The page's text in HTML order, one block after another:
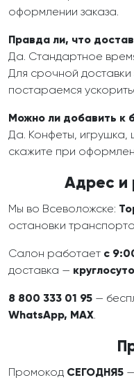
оформлении заказа.
Правда ли, что
Да. Стандартное
Для срочной
постараемся
Можно ли добавить к
Да. Конфеты,
скажите при
Адрес и
Мы во Всеволожске:
остановки
Салон работает с
доставка —
8 800 333 01 95 —
WhatsApp, MAX.
Промокод СЕГОДНЯ5